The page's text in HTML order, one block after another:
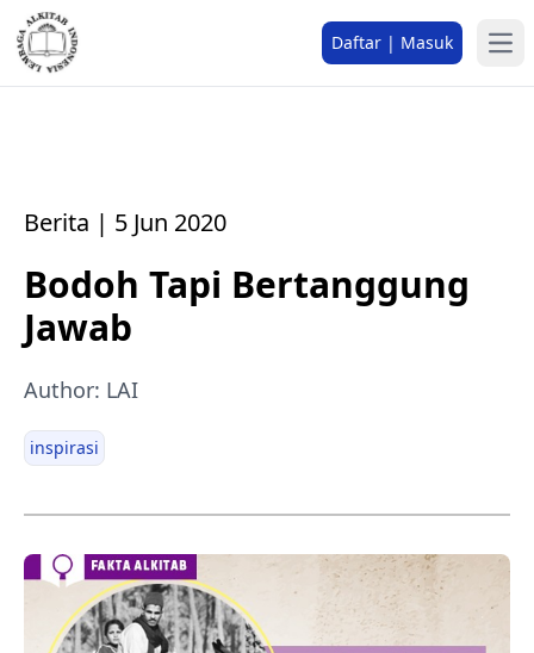
Daftar | Masuk
Berita | 5 Jun 2020
Bodoh Tapi Bertanggung
Jawab
Author: LAI
inspirasi